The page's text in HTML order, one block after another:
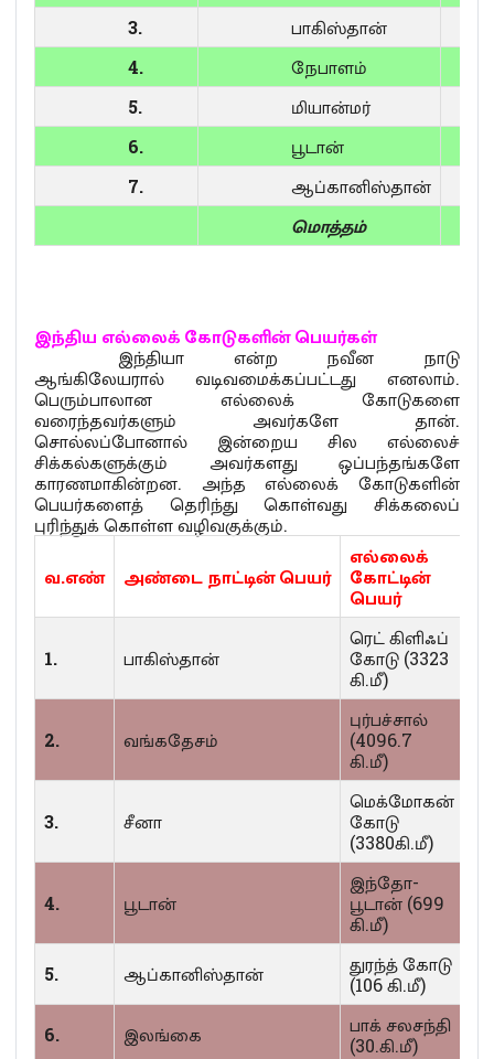
3.
பாகிஸ்தான்
4.
நேபாளம்
5.
மியான்மர்
6.
பூடான்
7.
ஆப்கானிஸ்தான்
மொத்தம்
இந்திய எல்லைக் கோடுகளின் பெயர்கள்
இந்தியா என்ற நவீன நாடு
ஆங்கிலேயரால் வடிவமைக்கப்பட்டது எனலாம்.
பெரும்பாலான எல்லைக் கோடுகளை
வரைந்தவர்களும் அவர்களே தான்.
சொல்லப்போனால் இன்றைய சில எல்லைச்
சிக்கல்களுக்கும் அவர்களது ஒப்பந்தங்களே
காரணமாகின்றன. அந்த எல்லைக் கோடுகளின்
பெயர்களைத் தெரிந்து கொள்வது சிக்கலைப்
புரிந்துக் கொள்ள வழிவகுக்கும்.
வ.எண் அண்டை நாட்டின் பெயர்
எல்லைக்
கோட்டின்
பெயர்
1. பாகிஸ்தான்
ரெட் கிளிஃப்
கோடு (3323
கி.மீ)
2. வங்கதேசம்
புர்பச்சால்
(4096.7
கி.மீ)
3. சீனா
மெக்மோகன்
கோடு
(3380கி.மீ)
4. பூடான்
இந்தோ-
பூடான் (699
கி.மீ)
5. ஆப்கானிஸ்தான்
துரந்த் கோடு
(106 கி.மீ)
6. இலங்கை
பாக் சலசந்தி
(30.கி.மீ)